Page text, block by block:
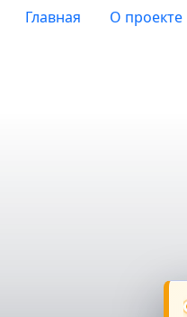
Главная О проекте